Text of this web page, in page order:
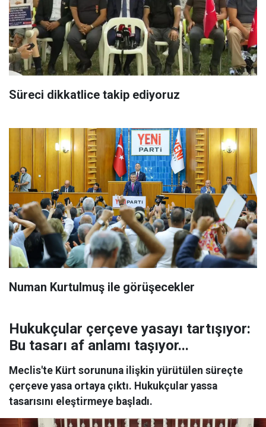
Süreci dikkatlice takip ediyoruz
Numan Kurtulmuş ile görüşecekler
Hukukçular çerçeve yasayı tartışıyor:
Bu tasarı af anlamı taşıyor...
Meclis'te Kürt sorununa ilişkin yürütülen süreçte
çerçeve yasa ortaya çıktı. Hukukçular yassa
tasarısını eleştirmeye başladı.